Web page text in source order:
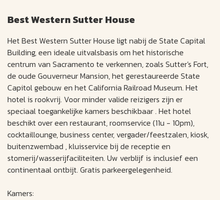
Best Western Sutter House
Het Best Western Sutter House ligt nabij de State Capital
Building, een ideale uitvalsbasis om het historische
centrum van Sacramento te verkennen, zoals Sutter's Fort,
de oude Gouverneur Mansion, het gerestaureerde State
Capitol gebouw en het California Railroad Museum. Het
hotel is rookvrij. Voor minder valide reizigers zijn er
speciaal toegankelijke kamers beschikbaar . Het hotel
beschikt over een restaurant, roomservice (11u - 10pm),
cocktaillounge, business center, vergader/feestzalen, kiosk,
buitenzwembad , kluisservice bij de receptie en
stomerij/wasserijfaciliteiten. Uw verblijf is inclusief een
continentaal ontbijt. Gratis parkeergelegenheid.
Kamers: